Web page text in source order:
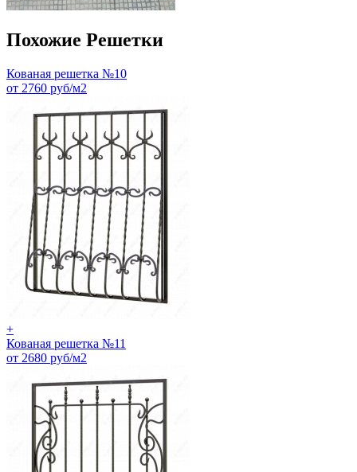
Похожие Решетки
Кованая решетка №10
от 2760 руб/м2
+
Кованая решетка №11
от 2680 руб/м2